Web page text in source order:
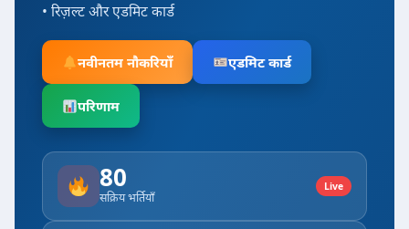
• रिज़ल्ट और एडमिट कार्ड
नवीनतम नौकरियाँ एडमिट कार्ड
परिणाम
80
सक्रिय भर्तियाँ
Live